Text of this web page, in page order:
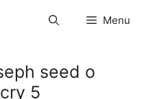
Menu
seed o
5